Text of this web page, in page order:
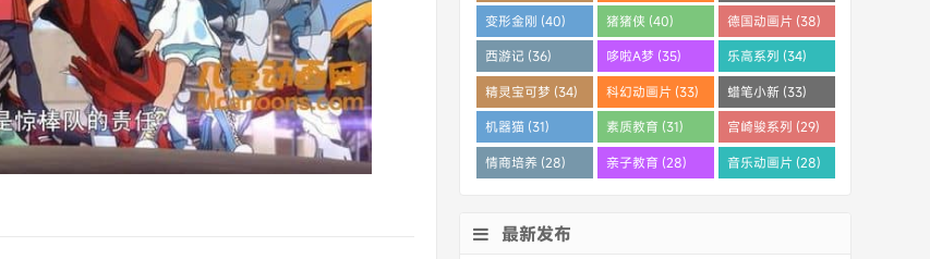
(41)
变形金刚 (40) 猪猪侠 (40) 德国动画片 (38)
西游记 (36) 哆啦A梦 (35) 乐高系列 (34)
精灵宝可梦 (34) 科幻动画片 (33) 蜡笔小新 (33)
机器猫 (31) 素质教育 (31) 宫崎骏系列 (29)
情商培养 (28) 亲子教育 (28) 音乐动画片 (28)
最新发布